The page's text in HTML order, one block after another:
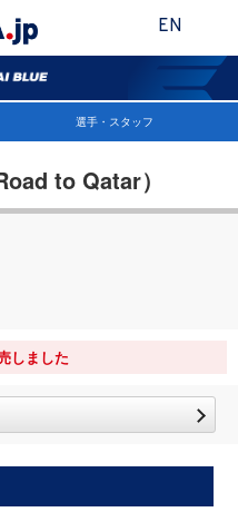
EN
選手・スタッフ
to Qatar）
しました